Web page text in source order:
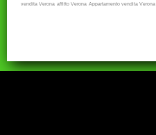
vendita Verona affitto Verona Appartamento vendita Verona